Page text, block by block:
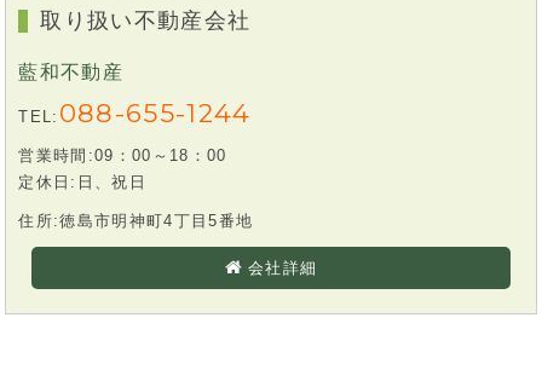
取り扱い不動産会社
藍和不動産
TEL: 088-655-1244
営業時間:09：00～18：00
定休日:日、祝日
住所:徳島市明神町4丁目5番地
会社詳細